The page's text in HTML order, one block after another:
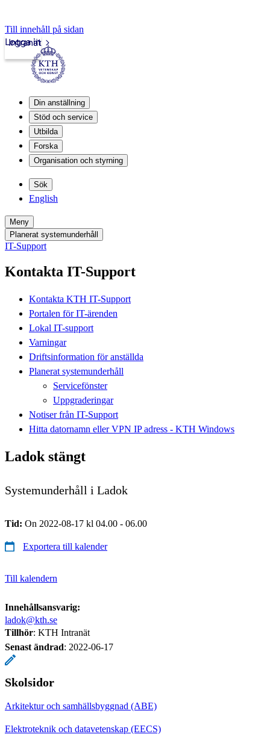
Till innehåll på sidan
Intranät
Logga in
Din anställning
Stöd och service
Utbilda
Forska
Organisation och styrning
Sök
English
Meny
Planerat systemunderhåll
IT-Support
Kontakta IT-Support
Kontakta KTH IT-Support
Portalen för IT-ärenden
Lokal IT-support
Varningar
Driftsinformation för anställda
Planerat systemunderhåll
Servicefönster
Uppgraderingar
Notiser från IT-Support
Hitta datornamn eller VPN IP adress - KTH Windows
Ladok stängt
Systemunderhåll i Ladok
Tid: On 2022-08-17 kl 04.00 - 06.00
Exportera till kalender
Till kalendern
Innehållsansvarig:
ladok@kth.se
Tillhör: KTH Intranät
Senast ändrad: 2022-06-17
Skolsidor
Arkitektur och samhällsbyggnad (ABE)
Elektroteknik och datavetenskap (EECS)